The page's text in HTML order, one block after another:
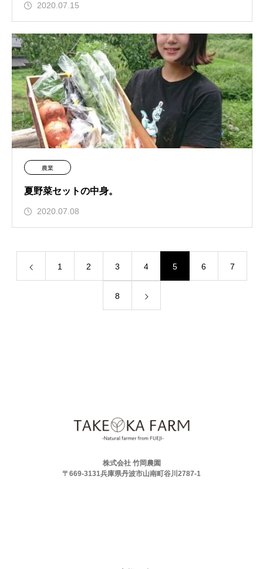
2020.07.15
農業
夏野菜セットの中身。
2020.07.08
1 2 3 4 5 6 7
8
株式会社 竹岡農園
〒669-3131兵庫県丹波市山南町谷川2787-1